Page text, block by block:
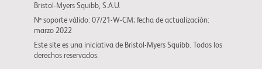
Bristol-Myers Squibb, S.A.U.
Nº soporte válido: 07/21-W-CM; fecha de actualización:
marzo 2022
Este site es una iniciativa de Bristol-Myers Squibb. Todos los
derechos reservados.